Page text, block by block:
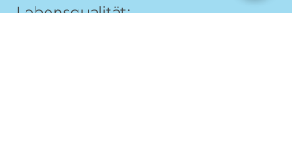
Lebensqualität: